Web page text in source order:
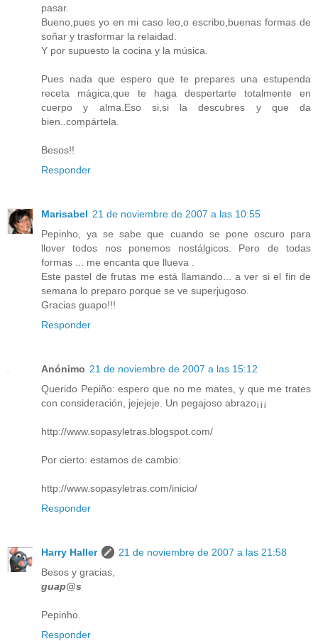
pasar.
Bueno,pues yo en mi caso leo,o escribo,buenas formas de
soñar y trasformar la relaidad.
Y por supuesto la cocina y la música.
Pues nada que espero que te prepares una estupenda
receta mágica,que te haga despertarte totalmente en
cuerpo y alma.Eso si,si la descubres y que da
bien..compártela.
Besos!!
Responder
Marisabel 21 de noviembre de 2007 a las 10:55
Pepinho, ya se sabe que cuando se pone oscuro para
llover todos nos ponemos nostálgicos. Pero de todas
formas ... me encanta que llueva .
Este pastel de frutas me está llamando... a ver si el fin de
semana lo preparo porque se ve superjugoso.
Gracias guapo!!!
Responder
Anónimo 21 de noviembre de 2007 a las 15:12
Querido Pepiño: espero que no me mates, y que me trates
con consideración, jejejeje. Un pegajoso abrazo¡¡¡
http://www.sopasyletras.blogspot.com/
Por cierto: estamos de cambio:
http://www.sopasyletras.com/inicio/
Responder
Harry Haller
21 de noviembre de 2007 a las 21:58
Besos y gracias,
guap@s
Pepinho.
Responder